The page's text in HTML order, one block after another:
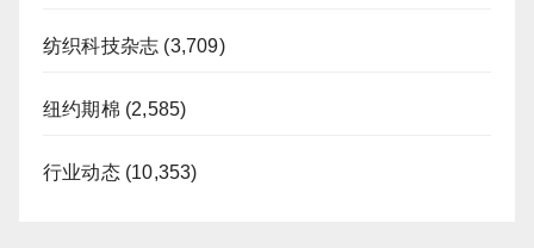
纺织科技杂志 (3,709)
纽约期棉 (2,585)
行业动态(10,353)